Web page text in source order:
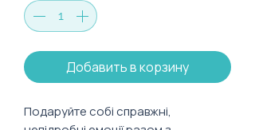
Добавить в корзину
Подаруйте собі справжні,